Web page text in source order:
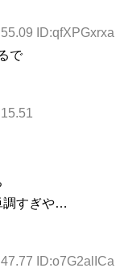
ID:qfXPGxrxa
で
すぎや…
ID:o7G2alICa